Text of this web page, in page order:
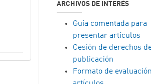
ARCHIVOS DE INTERÉS
Guía comentada para
presentar artículos
Cesión de derechos
publicación
Formato de